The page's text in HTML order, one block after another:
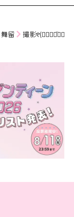
留 撮影୧⃛(๑⃙⃘◡̈๑⃙⃘)୨⃛